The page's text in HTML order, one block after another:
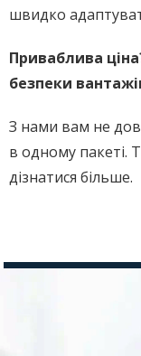
швидко
Приваблива
безпеки
З нами вам не
в одному пакеті.
дізнатися більше.